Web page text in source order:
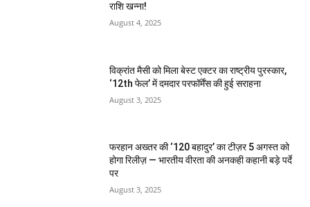
राशि खन्ना!
August 4, 2025
विक्रांत मैसी को मिला बेस्ट एक्टर का राष्ट्रीय पुरस्कार,
‘12th फेल’ में दमदार परफॉर्मेंस की हुई सराहना
August 3, 2025
फरहान अख्तर की ‘120 बहादुर’ का टीज़र 5 अगस्त को
होगा रिलीज़ — भारतीय वीरता की अनकही कहानी बड़े पर्दे
पर
August 3, 2025